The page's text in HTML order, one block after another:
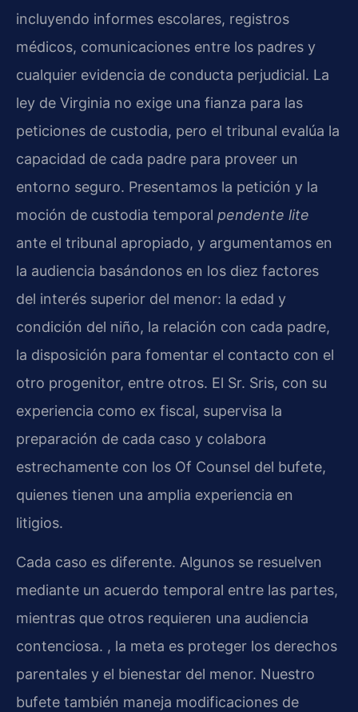
incluyendo informes escolares, registros
médicos, comunicaciones entre los padres y
cualquier evidencia de conducta perjudicial. La
ley de Virginia no exige una fianza para las
peticiones de custodia, pero el tribunal evalúa la
capacidad de cada padre para proveer un
entorno seguro. Presentamos la petición y la
moción de custodia temporal pendente lite
ante el tribunal apropiado, y argumentamos en
la audiencia basándonos en los diez factores
del interés superior del menor: la edad y
condición del niño, la relación con cada padre,
la disposición para fomentar el contacto con el
otro progenitor, entre otros. El Sr. Sris, con su
experiencia como ex fiscal, supervisa la
preparación de cada caso y colabora
estrechamente con los Of Counsel del bufete,
quienes tienen una amplia experiencia en
litigios.
Cada caso es diferente. Algunos se resuelven
mediante un acuerdo temporal entre las partes,
mientras que otros requieren una audiencia
contenciosa. , la meta es proteger los derechos
parentales y el bienestar del menor. Nuestro
bufete también maneja modificaciones de